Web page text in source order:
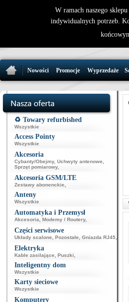
Nowości Promocje Wyprzedaże
♻️ Towary refurbished
Wszystkie
Access Pointy
Wszystkie
Akcesoria
Cybanty/Obejmy, Uchwyty antenowe
Sprzęt pomiarowy,
Akcesoria GSM/LTE
Zestawy abonenckie
Anteny
Wszystkie
Automatyka i Przemysł
Akcesoria Modemy / Routery,
Części serwisowe
Układy scalone Pozostałe Gniazda RJ45
Elektryka
Kable zasilające Puszki
Inteligentny dom
Wszystkie
Karty sieciowe
Wszystkie
Komputery
W ramach naszego
indywidualnych potrzeb.